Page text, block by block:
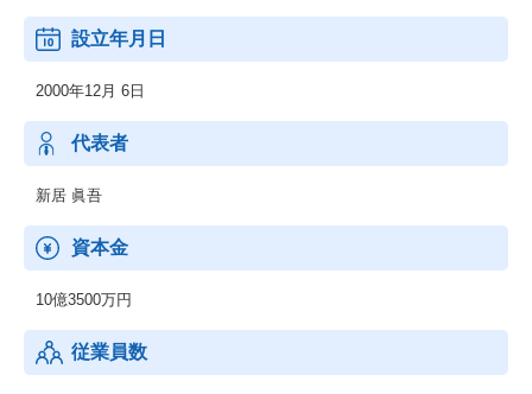
設立年月日
2000年12月 6日
代表者
新居 眞吾
資本金
10億3500万円
従業員数